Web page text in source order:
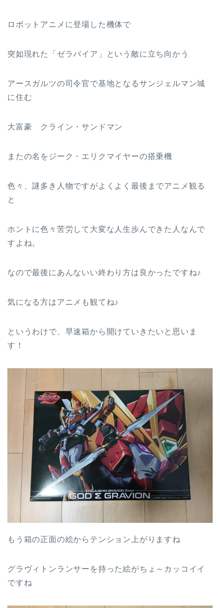
ロボットアニメに登場した機体で
突如現れた「ゼラバイア」という敵に立ち向かう
アースガルツの司令官で基地となるサンジェルマン城
に住む
大富豪 クライン・サンドマン
またの名をジーク・エリクマイヤーの搭乗機
色々、謎多き人物ですがよくよく最後までアニメ観る
と
ホントに色々苦労して大変な人生歩んできた人なんで
すよね。
なので最後にあんないい終わり方は良かったですね♪
気になる方はアニメも観てね♪
というわけで、早速箱から開けていきたいと思いま
す！
もう箱の正面の絵からテンション上がりますね
グラヴィトンランサーを持った絵がちょ～カッコイイ
ですね